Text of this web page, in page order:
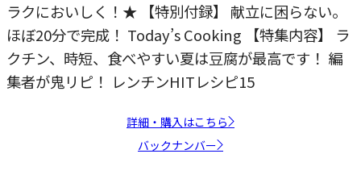
ラクにおいしく！★ 【特別付録】 献立に困らない。
ほぼ20分で完成！ Today’s Cooking 【特集内容】 ラ
クチン、時短、食べやすい夏は豆腐が最高です！ 編
集者が鬼リピ！ レンチンHITレシピ15
詳細・購入はこちら
バックナンバー